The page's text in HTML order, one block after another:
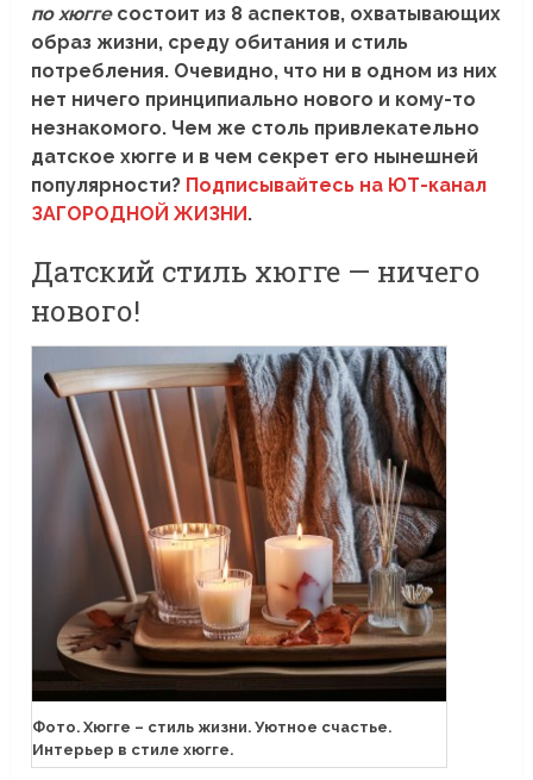
по хюггесостоит из 8 аспектов, охватывающих
образ жизни, среду обитания и стиль
потребления. Очевидно, что ни в одном из них
нет ничего принципиально нового и кому-то
незнакомого. Чем же столь привлекательно
датское хюгге и в чем секрет его нынешней
популярности? Подписывайтесь на ЮТ-канал
ЗАГОРОДНОЙ ЖИЗНИ.
Датский стиль хюгге — ничего
нового!
Фото. Хюгге – стиль жизни. Уютное счастье.
Интерьер в стиле хюгге.